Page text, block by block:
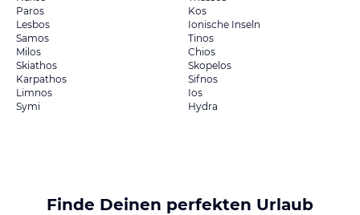
Paros
Kos
Lesbos
Ionische Inseln
Samos
Tinos
Milos
Chios
Skiathos
Skopelos
Karpathos
Sifnos
Limnos
Ios
Symi
Hydra
Finde Deinen perfekten Urlaub